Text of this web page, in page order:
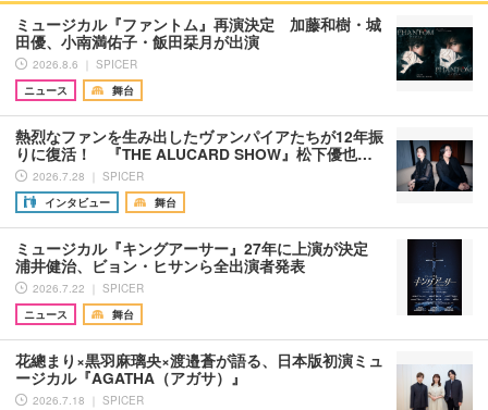
ミュージカル『ファントム』再演決定 加藤和樹・城
田優、小南満佑子・飯田栞月が出演
2026.8.6 ｜ SPICER
ニュース
舞台
熱烈なファンを生み出したヴァンパイアたちが12年振
りに復活！ 『THE ALUCARD SHOW』松下優也…
2026.7.28 ｜ SPICER
インタビュー
舞台
ミュージカル『キングアーサー』27年に上演が決定
浦井健治、ビョン・ヒサンら全出演者発表
2026.7.22 ｜ SPICER
ニュース
舞台
花總まり×黒羽麻璃央×渡邉蒼が語る、日本版初演ミュ
ージカル『AGATHA（アガサ）』
2026.7.18 ｜ SPICER